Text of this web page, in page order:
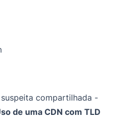
compartilhada -
de uma CDN com TLD